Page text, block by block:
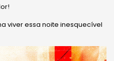
viver essa noite inesquecível